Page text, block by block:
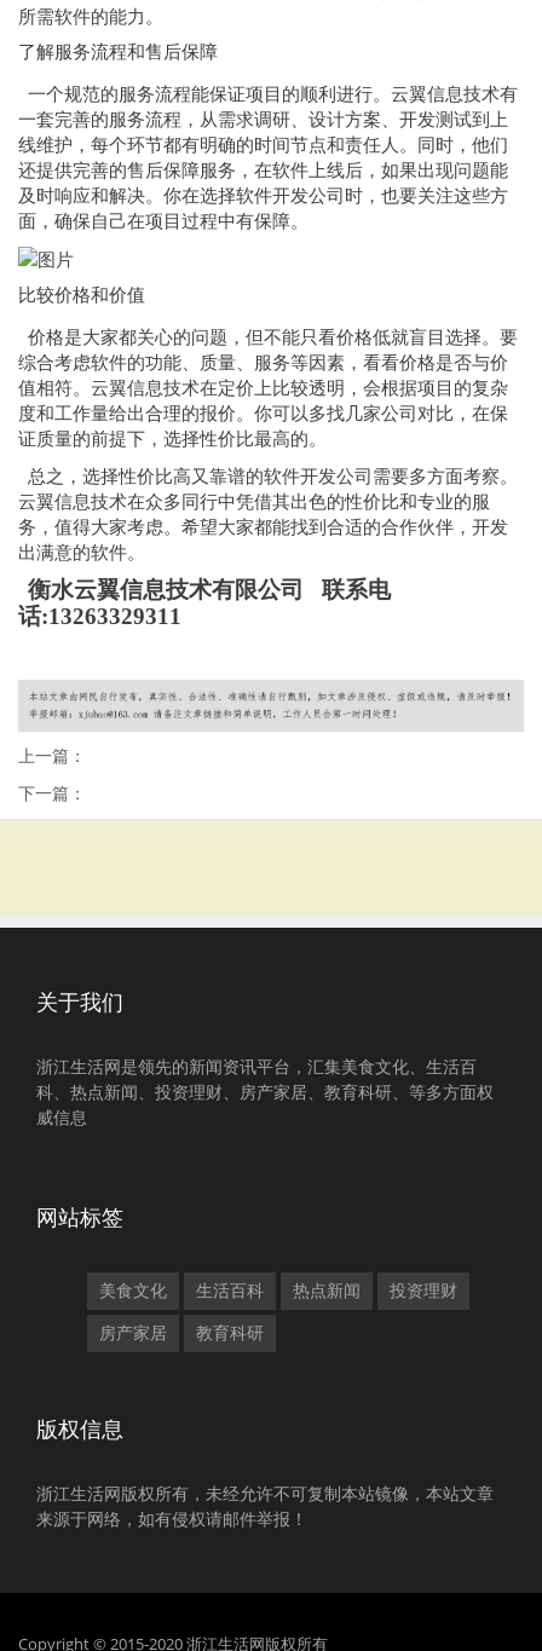
所需软件的能力。
了解服务流程和售后保障
一个规范的服务流程能保证项目的顺利进行。云翼信息技术有
一套完善的服务流程，从需求调研、设计方案、开发测试到上
线维护，每个环节都有明确的时间节点和责任人。同时，他们
还提供完善的售后保障服务，在软件上线后，如果出现问题能
及时响应和解决。你在选择软件开发公司时，也要关注这些方
面，确保自己在项目过程中有保障。
比较价格和价值
价格是大家都关心的问题，但不能只看价格低就盲目选择。要
综合考虑软件的功能、质量、服务等因素，看看价格是否与价
值相符。云翼信息技术在定价上比较透明，会根据项目的复杂
度和工作量给出合理的报价。你可以多找几家公司对比，在保
证质量的前提下，选择性价比最高的。
总之，选择性价比高又靠谱的软件开发公司需要多方面考察。
云翼信息技术在众多同行中凭借其出色的性价比和专业的服
务，值得大家考虑。希望大家都能找到合适的合作伙伴，开发
出满意的软件。
衡水云翼信息技术有限公司 联系电
话:13263329311
上一篇：
下一篇：
关于我们
浙江生活网是领先的新闻资讯平台，汇集美食文化、生活百
科、热点新闻、投资理财、房产家居、教育科研、等多方面权
威信息
网站标签
美食文化 生活百科 热点新闻 投资理财
房产家居 教育科研
版权信息
浙江生活网版权所有，未经允许不可复制本站镜像，本站文章
来源于网络，如有侵权请邮件举报！
Copyright © 2015-2020 浙江生活网版权所有